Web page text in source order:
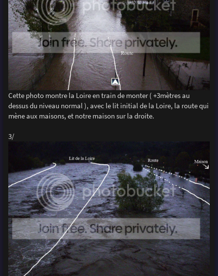
Cette photo montre la Loire en train de monter ( +3mètres au
dessus du niveau normal ), avec le lit initial de la Loire, la route qui
mène aux maisons, et notre maison sur la droite.
3/